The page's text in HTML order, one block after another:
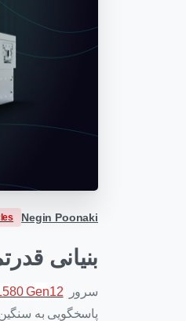
Negin Poonaki
بنیانی
سرور Gen12
پاسخگویی به